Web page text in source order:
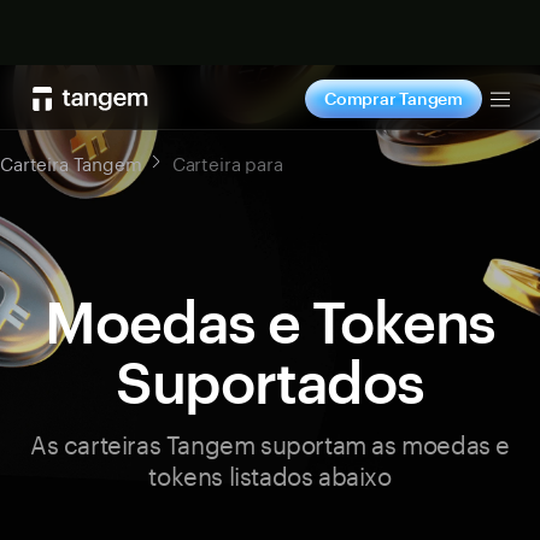
Comprar Tangem
Carteira Tangem Carteira para
Moedas e Tokens
Suportados
As carteiras Tangem suportam as moedas e
tokens listados abaixo